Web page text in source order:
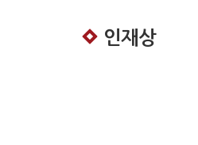
인재상